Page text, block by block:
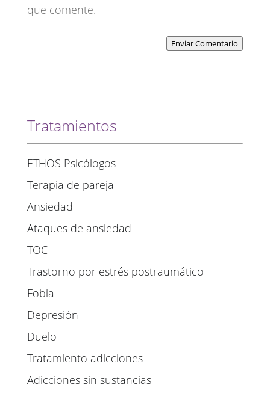
que comente.
Enviar Comentario
Tratamientos
ETHOS Psicólogos
Terapia de pareja
Ansiedad
Ataques de ansiedad
TOC
Trastorno por estrés postraumático
Fobia
Depresión
Duelo
Tratamiento adicciones
Adicciones sin sustancias